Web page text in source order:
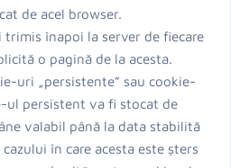
de acel browser.
înapoi la server de fiecare
o pagină de la acesta.
uri „persistente” sau cookie-
ul persistent va fi stocat de
valabil până la data stabilită
în care acesta este șters